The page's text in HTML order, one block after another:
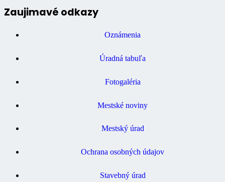
Zaujimavé odkazy
Oznámenia
Úradná tabuľa
Fotogaléria
Mestské noviny
Mestský úrad
Ochrana osobných údajov
Stavebný úrad